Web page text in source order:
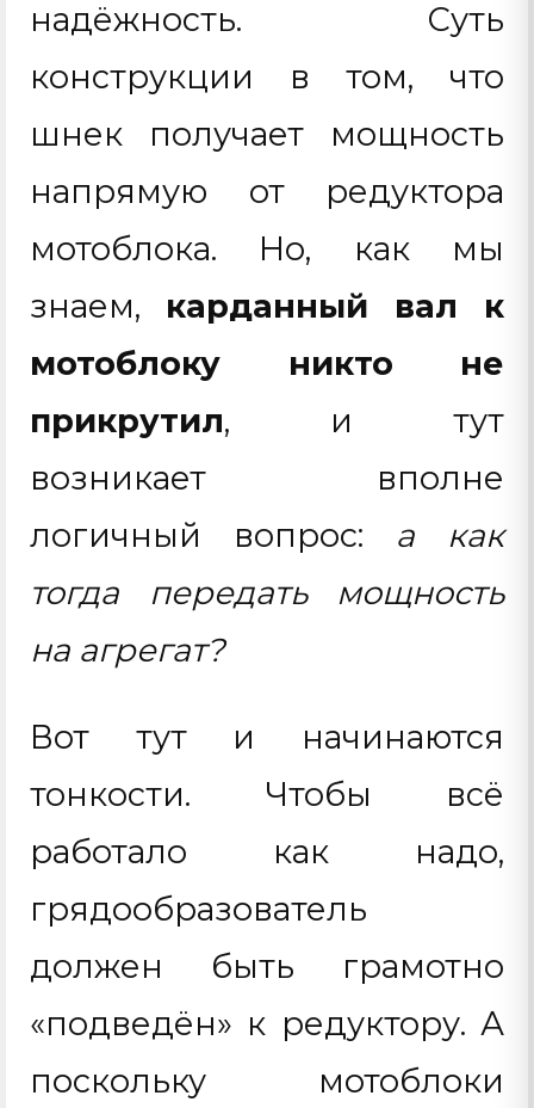
надёжность. Суть
конструкции в том, что
шнек получает мощность
напрямую от редуктора
мотоблока. Но, как мы
знаем, карданный вал к
мотоблоку никто не
прикрутил, и тут
возникает вполне
логичный вопрос: а как
тогда передать мощность
на агрегат?
Вот тут и начинаются
тонкости. Чтобы всё
работало как надо,
грядообразователь
должен быть грамотно
«подведён» к редуктору. А
поскольку мотоблоки